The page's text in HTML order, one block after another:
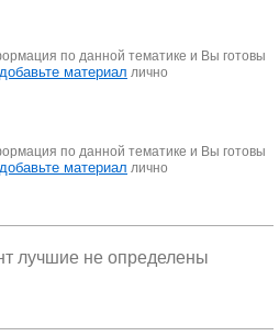
по данной тематике и Вы готовы
добавьте материал лично
по данной тематике и Вы готовы
добавьте материал лично
лучшие не определены